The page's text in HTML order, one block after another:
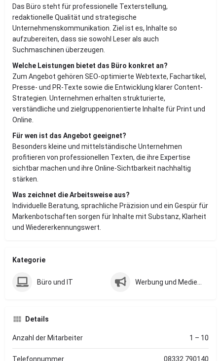
Das Büro steht für professionelle Texterstellung,
redaktionelle Qualität und strategische
Unternehmenskommunikation. Ziel ist es, Inhalte so
aufzubereiten, dass sie sowohl Leser als auch
Suchmaschinen überzeugen.
Welche Leistungen bietet das Büro konkret an?
Zum Angebot gehören SEO-optimierte Webtexte, Fachartikel,
Presse- und PR-Texte sowie die Entwicklung klarer Content-
Strategien. Unternehmen erhalten strukturierte,
verständliche und zielgruppenorientierte Inhalte für Print und
Online.
Für wen ist das Angebot geeignet?
Besonders kleine und mittelständische Unternehmen
profitieren von professionellen Texten, die ihre Expertise
sichtbar machen und ihre Online-Sichtbarkeit nachhaltig
stärken.
Was zeichnet die Arbeitsweise aus?
Individuelle Beratung, sprachliche Präzision und ein Gespür für
Markenbotschaften sorgen für Inhalte mit Substanz, Klarheit
und Wiedererkennungswert.
Kategorie
Büro und IT
Details
Anzahl der Mitarbeiter 1 – 10
Telefonnummer 08332 790140